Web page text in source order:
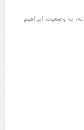
به وضعیت ابراهیم